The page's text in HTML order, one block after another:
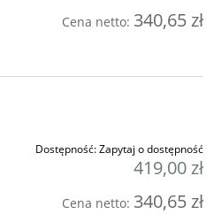
Cena netto: 340,65 zł
Dostępność:Zapytaj o dostępność
419,00 zł
Cena netto: 340,65 zł